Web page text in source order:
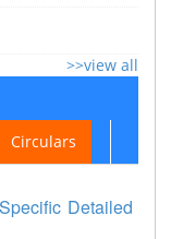
>>view all
Circulars
Specific Detailed